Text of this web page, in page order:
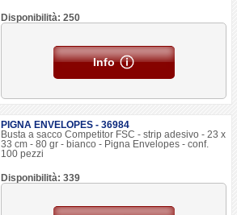
Disponibilità: 250
Info
PIGNA ENVELOPES - 36984
Busta a sacco Competitor FSC - strip adesivo - 23 x
33 cm - 80 gr - bianco - Pigna Envelopes - conf.
100 pezzi
Disponibilità: 339